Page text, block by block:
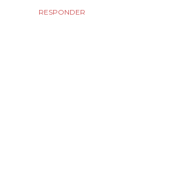
RESPONDER